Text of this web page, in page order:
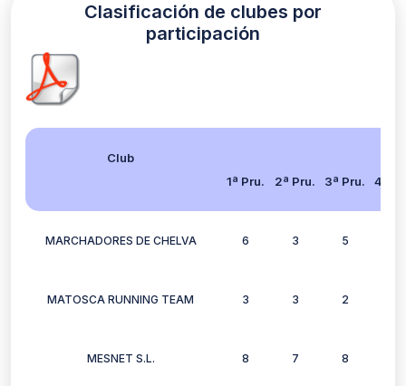
Clasificación de clubes por
participación
Club
1ª Pru.
2ª Pru. 3ª Pru. 4ª
MARCHADORES DE CHELVA 6 3 5
MATOSCA RUNNING TEAM 3 3 2
MESNET S.L. 8 7 8